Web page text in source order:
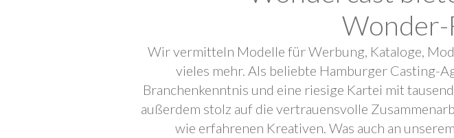
Wonder-
Wir vermitteln Modelle für Werbung, Kataloge,
vieles mehr. Als beliebte Hamburger Casting-
Branchenkenntnis und eine riesige Kartei mit
außerdem stolz auf die vertrauensvolle
wie erfahrenen Kreativen. Was auch an